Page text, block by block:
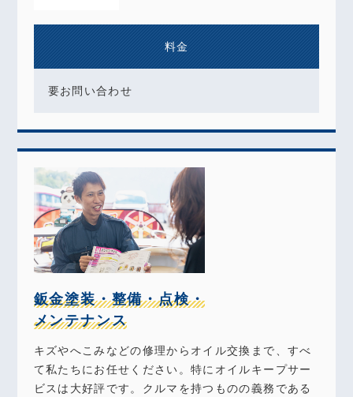
料金
要お問い合わせ
鈑金塗装・整備・点検・
メンテナンス
キズやへこみなどの修理からオイル交換まで、すべ
て私たちにお任せください。特にオイルキープサー
ビスは大好評です。クルマを持つものの義務である